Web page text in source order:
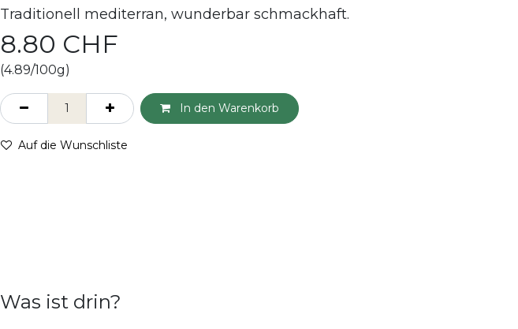
Traditionell mediterran, wunderbar schmackhaft.
8.80 CHF
(4.89/100g)
In den Warenkorb
Auf die Wunschliste
Was ist drin?